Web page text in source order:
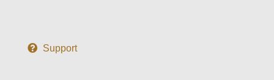
Support